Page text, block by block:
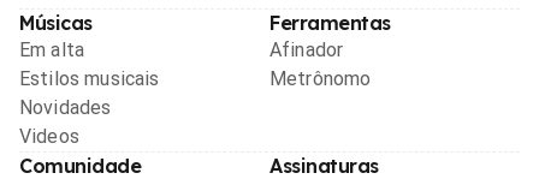
Músicas
Em alta
Estilos musicais
Novidades
Videos
Ferramentas
Afinador
Metrônomo
Comunidade Assinaturas